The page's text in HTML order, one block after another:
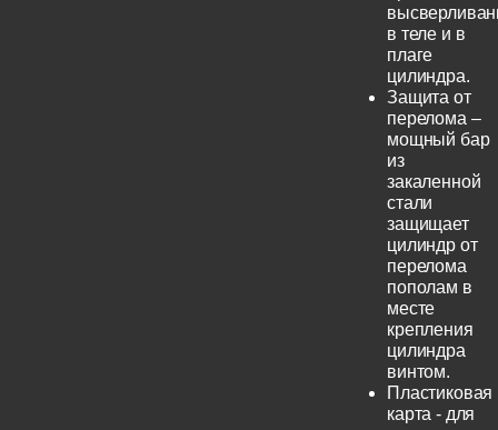
в теле и в
плаге
цилиндра.
Защита от
перелома –
мощный бар
из
закаленной
стали
защищает
цилиндр от
перелома
пополам в
месте
крепления
цилиндра
винтом.
Пластиковая
карта - для